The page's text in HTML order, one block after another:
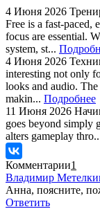
4 Июня 2026
Free is a fast-paced,
focus are essential.
system, st...
4 Июня 2026
interesting not only
looks and audio.
makin... Подробнее
11 Июня 2026
goes beyond simply
alters gameplay
Комментарии1
Владимир
Анна, поясните,
Ответить